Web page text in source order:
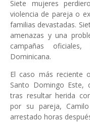
Siete mujeres
violencia de pareja o
familias devastadas.
amenazas y una
campañas
Dominicana.
El caso más reciente
Santo Domingo Este,
tras resultar herida
por su pareja,
arrestado horas